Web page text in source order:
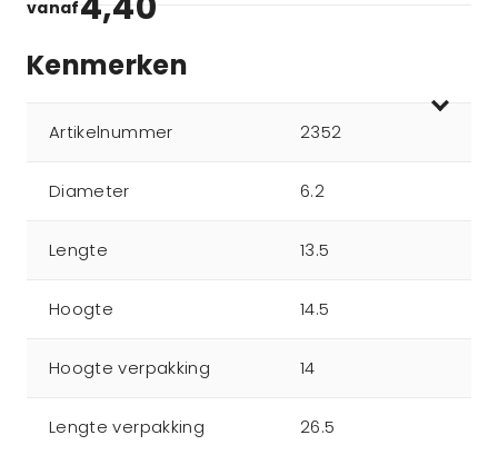
vanaf
Kenmerken
Artikelnummer 2352
Diameter 6.2
Lengte 13.5
Hoogte 14.5
Hoogte verpakking 14
Lengte verpakking 26.5